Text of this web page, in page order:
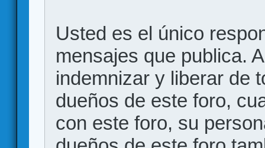
Usted es el único
mensajes que publica.
indemnizar y liberar de
dueños de este foro,
con este foro, su